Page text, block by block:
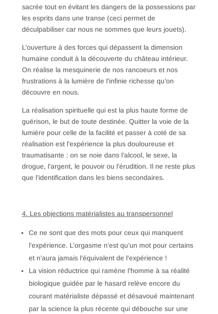
sacrée tout en évitant les dangers de la possessions par
les esprits dans une transe (ceci permet de
déculpabiliser car nous ne sommes que leurs jouets).
L’ouverture à des forces qui dépassent la dimension
humaine conduit à la découverte du château intérieur.
On réalise la mesquinerie de nos rancoeurs et nos
frustrations à la lumière de l’infinie richesse qu’on
découvre en nous.
La réalisation spirituelle qui est la plus haute forme de
guérison, le but de toute destinée. Quitter la voie de la
lumière pour celle de la facilité et passer à coté de sa
réalisation est l’expérience la plus douloureuse et
traumatisante : on se noie dans l’alcool, le sexe, la
drogue, l’argent, le pouvoir ou l’érudition. Il ne reste plus
que l’identification dans les biens secondaires.
4. Les objections matérialistes au transpersonnel
Ce ne sont que des mots pour ceux qui manquent
l’expérience. L’orgasme n’est qu’un mot pour certains
et n’aura jamais l’équivalent de l’expérience !
La vision réductrice qui ramène l’homme à sa réalité
biologique guidée par le hasard relève encore du
courant matérialiste dépassé et désavoué maintenant
par la science la plus récente qui débouche sur une